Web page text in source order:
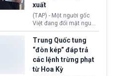
hai nước đã bắt giữ 171
KRW.
xuất
(TAP) - Một người gốc
Việt đang đối mặt nguy
cơ bị trục xuất khỏi Hoa
Kỳ sau khi đã chấp hành
xong bản án liên quan
đến tội ác từ hơn 30
năm trước tại California.
Trung Quốc tung
“đòn kép” đáp trả
các lệnh trừng phạt
từ Hoa Kỳ